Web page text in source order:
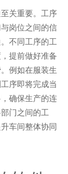
关重要。工序
岗位之间的信
不同工序的工
提前做好准备
例如在服装生
序即将完成当
确保生产的连
门之间的工
车间整体协同